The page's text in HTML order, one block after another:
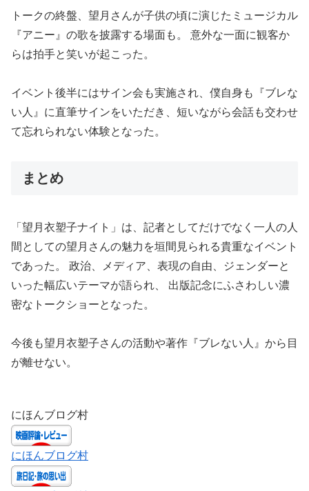
トークの終盤、望月さんが子供の頃に演じたミュージカル
『アニー』の歌を披露する場面も。 意外な一面に観客か
らは拍手と笑いが起こった。
イベント後半にはサイン会も実施され、僕自身も『ブレな
い人』に直筆サインをいただき、短いながら会話も交わせ
て忘れられない体験となった。
まとめ
「望月衣塑子ナイト」は、記者としてだけでなく一人の人
間としての望月さんの魅力を垣間見られる貴重なイベント
であった。 政治、メディア、表現の自由、ジェンダーと
いった幅広いテーマが語られ、 出版記念にふさわしい濃
密なトークショーとなった。
今後も望月衣塑子さんの活動や著作『ブレない人』から目
が離せない。
にほんブログ村
にほんブログ村